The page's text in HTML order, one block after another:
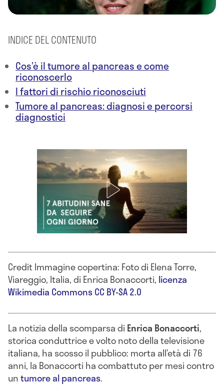
INDICE DEL CONTENUTO
Cos’è il tumore al pancreas e come
riconoscerlo
I fattori di rischio riconosciuti
Tumore al pancreas: diagnosi e percorsi
diagnostici
Credit Immagine copertina: Foto di Elena Torre,
Viareggio, Italia, di Enrica Bonaccorti, licenza
Wikimedia Commons CC BY-SA 2.0
La notizia della scomparsa di Enrica Bonaccorti,
storica conduttrice e volto noto della televisione
italiana, ha scosso il pubblico: morta all’età di 76
anni, la Bonaccorti ha combattuto per mesi contro
untumore al pancreas.